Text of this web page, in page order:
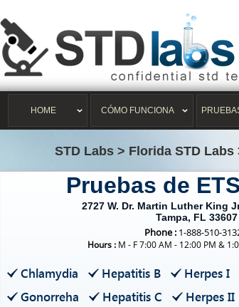
HOME CÓMO FUNCIONA
STD Labs > Florida STD Labs
Pruebas de
2727 W. Dr. Martin Luther King
Tampa, FL 33607
Phone : 1-888-510-
Hours : M - F 7:00 AM - 12:00 PM &
Chlamydia Hepatitis B Herpes I
Gonorreha
Hepatitis C Herpes II